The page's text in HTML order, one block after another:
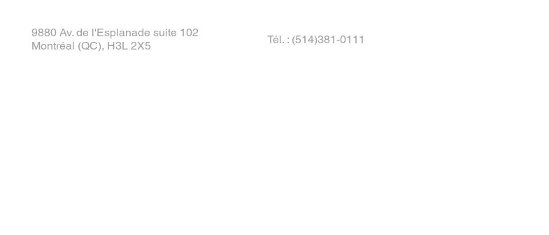
9880 Av. de l'Esplanade suite 102
Montréal (QC), H3L 2X5
Tél. : (514)381-0111